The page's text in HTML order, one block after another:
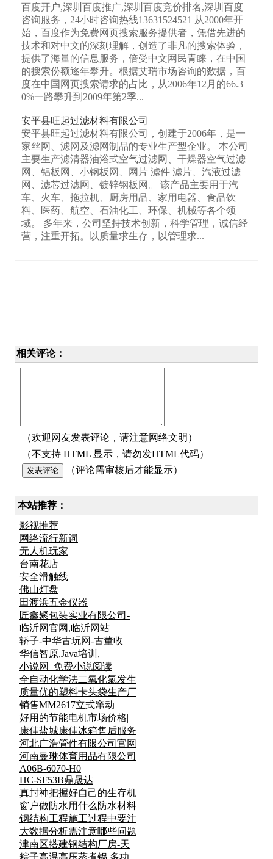
百度开户,深圳百度推广,深圳百度竞价排名,深圳百度
咨询服务，24小时咨询热线13631524521 从2000年开
始，百度作为免费网页搜索服务提供者，凭借先进的
技术和对中文的深刻理解，创造了非凡的搜索体验，
提供了海量的信息服务，倍受中文网民青睐，在中国
的搜索份额逐年攀升。根据艾瑞市场咨询的数据，百
度在中国网页搜索请求的占比，从2006年12月的66.3
0%一路攀升到2009年第2季...
安平县旺起过滤材料有限公司
安平县旺起过滤材料有限公司，创建于2006年，是一
家丝网、滤网及滤网制品的专业生产型企业。 本公司
主要生产滤清器油浴式空气过滤网、干燥器空气过滤
网、铝板网、小钢板网、网片 滤件 滤片、汽液过滤
网、滤芯过滤网、镀锌钢板网。 该产品主要用于汽
车、火车、拖拉机、厨房用品、家用电器、食品饮
料、医药、航空、石油化工、环保、机械等各个领
域。 多年来，公司坚持技术创新，科学管理，诚信经
营，注重开拓。以质量求生存，以管理求...
相关评论：
（欢迎网友发表评论，请注意网络文明）
（不支持 HTML 显示，请勿发HTML代码）
（评论需审核后才能显示）
本站推荐：
影视推荐
网络流行新词
无人机玩家
台南花店
安全滑触线
佛山灯盘
田渡浜五金仪器
匠鑫聚包装实业有限公司-
临沂网官网,临沂网站
轿子-中华古玩网-古董收
华信智原,Java培训,
小说网_免费小说阅读
全自动化学法二氧化氯发生
质量优的塑料卡头袋生产厂
销售MM2617立式窜动
好用的节能电机市场价格|
康佳盐城康佳冰箱售后服务
河北广浩管件有限公司官网
河南曼琳体育用品有限公司
A06B-6070-H0
HC-SF53B鼎晟达
真封神把握好自己的生存机
窗户做防水用什么防水材料
钢结构工程施工过程中要注
大数据分析需注意哪些问题
津南区搭建钢结构厂房-天
粽子高温高压蒸煮锅 多功